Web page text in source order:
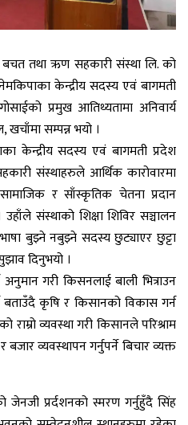
बचत तथा ऋण सहकारी संस्था लि. को
केन्द्रीय सदस्य एवं बागमती
प्रमुख आतिथ्यतामा अनिवार्य
खचाँमा सम्पन्न भयो ।
केन्द्रीय सदस्य एवं बागमती प्रदेश
संस्थाहरुले आर्थिक कारोवारमा
र साँस्कृतिक चेतना प्रदान
संस्थाको शिक्षा शिविर सञ्चालन
बुझ्ने नबुझ्ने सदस्य छुट्याएर छुट्टा
दिनुभयो ।
गरी किसनलाई बाली भित्राउन
कृषि र किसानको विकास गर्न
राम्रो व्यवस्था गरी किसानले परिश्राम
व्यवस्थापन गर्नुपर्ने बिचार व्यक्त
प्रर्दशनको स्मरण गर्नुहुँदै सिंह